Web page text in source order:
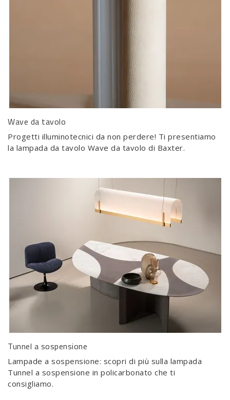
Wave da tavolo
Progetti illuminotecnici da non perdere! Ti presentiamo
la lampada da tavolo Wave da tavolo di Baxter.
Tunnel a sospensione
Lampade a sospensione: scopri di più sulla lampada
Tunnel a sospensione in policarbonato che ti
consigliamo.